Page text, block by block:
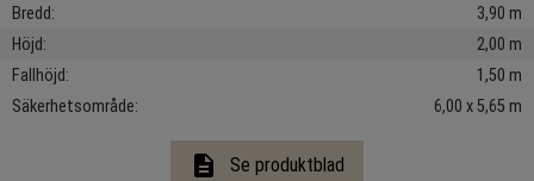
Bredd
3,90 m
Höjd
2,00 m
Fallhöjd
1,50 m
Säkerhetsområde
6,00 x 5,65 m
description Se produktblad